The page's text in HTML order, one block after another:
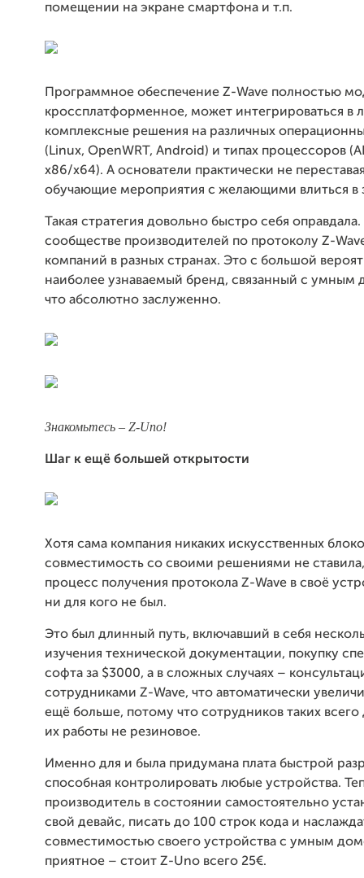
помещении на экране смартфона и т.п.
Программное обеспечение Z-Wave полностью
кроссплатформенное, может интегрироваться в
комплексные решения на различных
(Linux, OpenWRT, Android) и типах процессоров
x86/x64). А основатели практически не
обучающие мероприятия с желающими влиться в
Такая стратегия довольно быстро себя
сообществе производителей по протоколу Z-
компаний в разных странах. Это с большой
наиболее узнаваемый бренд, связанный с умным
что абсолютно заслуженно.
Знакомьтесь – Z-Uno!
Шаг к ещё большей открытости
Хотя сама компания никаких искусственных
совместимость со своими решениями не
процесс получения протокола Z-Wave в своё
ни для кого не был.
Это был длинный путь, включавший в себя
изучения технической документации, покупку
софта за $3000, а в сложных случаях –
сотрудниками Z-Wave, что автоматически
ещё больше, потому что сотрудников таких всего
их работы не резиновое.
Именно для и была придумана плата быстрой
способная контролировать любые устройства.
производитель в состоянии самостоятельно
свой девайс, писать до 100 строк кода и
совместимостью своего устройства с умным
приятное – стоит Z-Uno всего 25€.